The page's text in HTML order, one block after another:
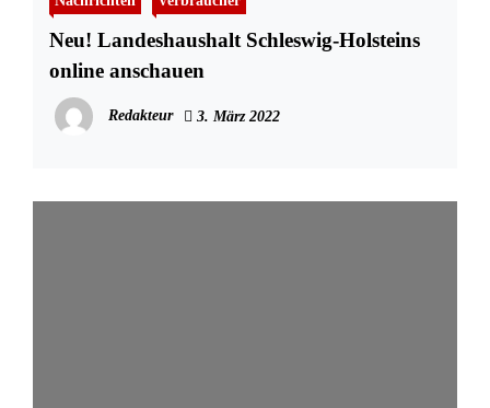
Neu! Landeshaushalt Schleswig-Holsteins
online anschauen
Redakteur 3. März 2022